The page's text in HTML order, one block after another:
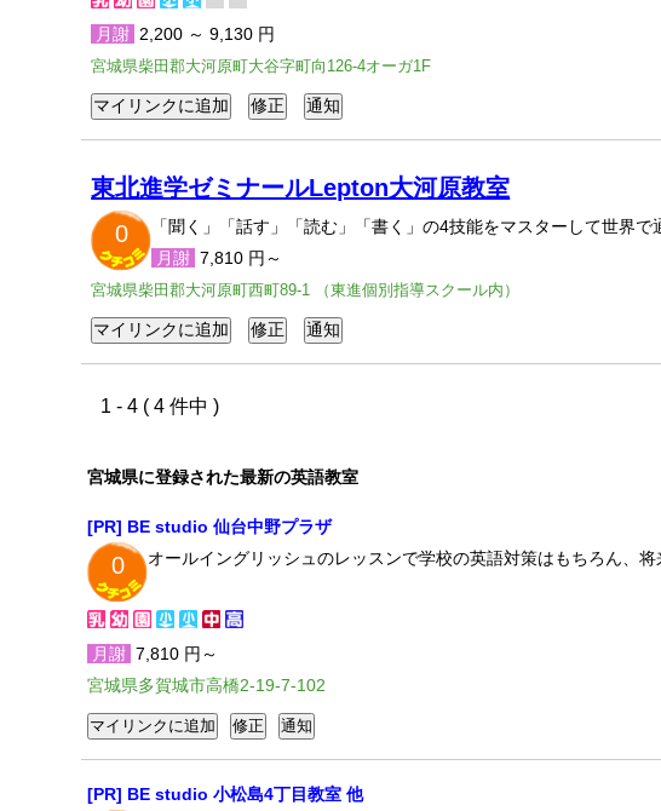
月謝 2,200 ～ 9,130 円
宮城県柴田郡大河原町大谷字町向126-4オーガ1F
東北進学ゼミナールLepton大河原教室
0
「聞く」「話す」「読む」「書く」の4技能をマスターして世界
月謝 7,810 円～
宮城県柴田郡大河原町西町89-1 （東進個別指導スクール内）
1 - 4 ( 4 件中 )
宮城県に登録された最新の英語教室
[PR] BE studio 仙台中野プラザ
0 オールイングリッシュのレッスンで学校の英語対策はもちろん、
月謝 7,810 円～
宮城県多賀城市高橋2-19-7-102
[PR] BE studio 小松島4丁目教室 他